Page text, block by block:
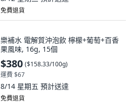
免費退貨
樂補水 電解質沖泡飲 檸檬+葡萄+百香
果風味, 16g, 15個
$380 ($158.33/100g)
運費 $67
8/14 星期五 預計送達
免費退貨